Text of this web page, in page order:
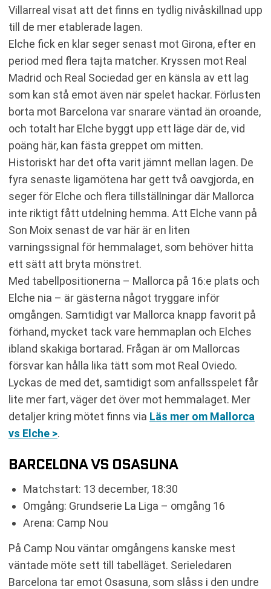
Villarreal visat att det finns en tydlig nivåskillnad upp
till de mer etablerade lagen.
Elche fick en klar seger senast mot Girona, efter en
period med flera tajta matcher. Kryssen mot Real
Madrid och Real Sociedad ger en känsla av ett lag
som kan stå emot även när spelet hackar. Förlusten
borta mot Barcelona var snarare väntad än oroande,
och totalt har Elche byggt upp ett läge där de, vid
poäng här, kan fästa greppet om mitten.
Historiskt har det ofta varit jämnt mellan lagen. De
fyra senaste ligamötena har gett två oavgjorda, en
seger för Elche och flera tillställningar där Mallorca
inte riktigt fått utdelning hemma. Att Elche vann på
Son Moix senast de var här är en liten
varningssignal för hemmalaget, som behöver hitta
ett sätt att bryta mönstret.
Med tabellpositionerna – Mallorca på 16:e plats och
Elche nia – är gästerna något tryggare inför
omgången. Samtidigt var Mallorca knapp favorit på
förhand, mycket tack vare hemmaplan och Elches
ibland skakiga bortarad. Frågan är om Mallorcas
försvar kan hålla lika tätt som mot Real Oviedo.
Lyckas de med det, samtidigt som anfallsspelet får
lite mer fart, väger det över mot hemmalaget. Mer
detaljer kring mötet finns via Läs mer om Mallorca
vs Elche >.
BARCELONA VS OSASUNA
Matchstart: 13 december, 18:30
Omgång: Grundserie La Liga – omgång 16
Arena: Camp Nou
På Camp Nou väntar omgångens kanske mest
väntade möte sett till tabelläget. Serieledaren
Barcelona tar emot Osasuna, som slåss i den undre